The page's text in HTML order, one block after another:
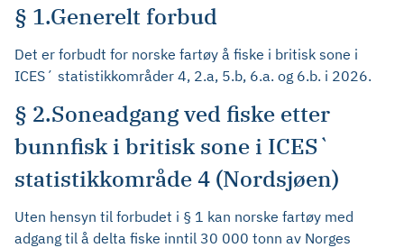
§ 1.Generelt forbud
Det er forbudt for norske fartøy å fiske i britisk sone i
ICES´ statistikkområder 4, 2.a, 5.b, 6.a. og 6.b. i 2026.
§ 2.Soneadgang ved fiske etter
bunnfisk i britisk sone i ICES`
statistikkområde 4 (Nordsjøen)
Uten hensyn til forbudet i § 1 kan norske fartøy med
adgang til å delta fiske inntil 30 000 tonn av Norges